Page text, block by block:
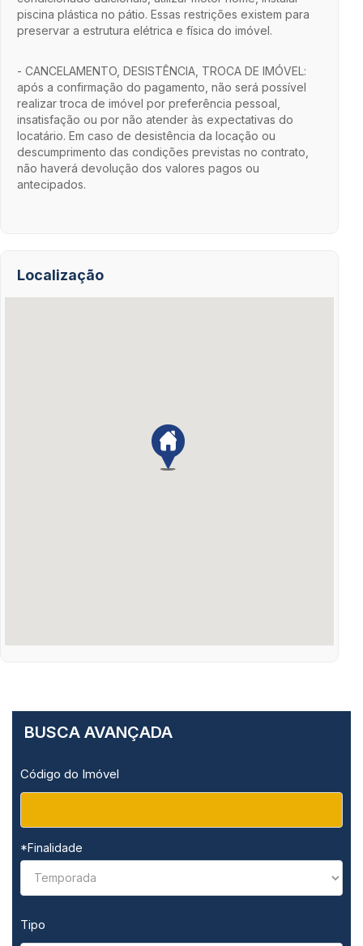
piscina plástica no pátio. Essas restrições existem para
preservar a estrutura elétrica e física do imóvel.
- CANCELAMENTO, DESISTÊNCIA, TROCA DE IMÓVEL:
após a confirmação do pagamento, não será possível
realizar troca de imóvel por preferência pessoal,
insatisfação ou por não atender às expectativas do
locatário. Em caso de desistência da locação ou
descumprimento das condições previstas no contrato,
não haverá devolução dos valores pagos ou
antecipados.
Localização
BUSCA AVANÇADA
Código do Imóvel
*Finalidade
Tipo